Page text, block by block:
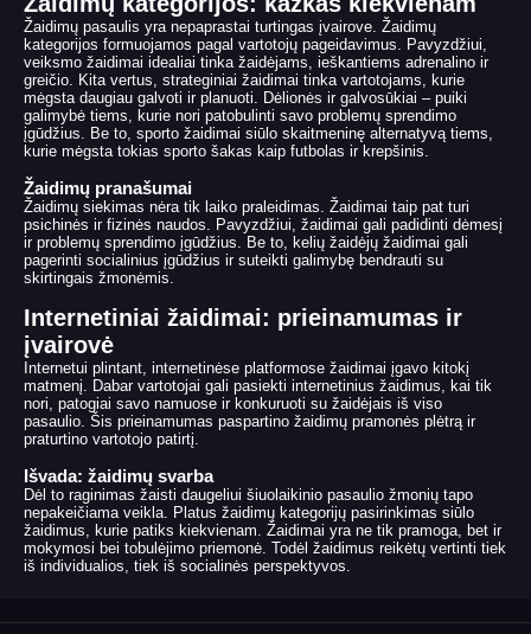
Žaidimų pasaulis yra nepaprastai turtingas įvairove. Žaidimų
kategorijos formuojamos pagal vartotojų pageidavimus. Pavyzdžiui,
veiksmo žaidimai idealiai tinka žaidėjams, ieškantiems adrenalino ir
greičio. Kita vertus, strateginiai žaidimai tinka vartotojams, kurie
mėgsta daugiau galvoti ir planuoti. Dėlionės ir galvosūkiai – puiki
galimybė tiems, kurie nori patobulinti savo problemų sprendimo
įgūdžius. Be to, sporto žaidimai siūlo skaitmeninę alternatyvą tiems,
kurie mėgsta tokias sporto šakas kaip futbolas ir krepšinis.
Žaidimų pranašumai
Žaidimų siekimas nėra tik laiko praleidimas. Žaidimai taip pat turi
psichinės ir fizinės naudos. Pavyzdžiui, žaidimai gali padidinti dėmesį
ir problemų sprendimo įgūdžius. Be to, kelių žaidėjų žaidimai gali
pagerinti socialinius įgūdžius ir suteikti galimybę bendrauti su
skirtingais žmonėmis.
Internetiniai žaidimai: prieinamumas ir
įvairovė
Internetui plintant, internetinėse platformose žaidimai įgavo kitokį
matmenį. Dabar vartotojai gali pasiekti internetinius žaidimus, kai tik
nori, patogiai savo namuose ir konkuruoti su žaidėjais iš viso
pasaulio. Šis prieinamumas paspartino žaidimų pramonės plėtrą ir
praturtino vartotojo patirtį.
Išvada: žaidimų svarba
Dėl to raginimas žaisti daugeliui šiuolaikinio pasaulio žmonių tapo
nepakeičiama veikla. Platus žaidimų kategorijų pasirinkimas siūlo
žaidimus, kurie patiks kiekvienam. Žaidimai yra ne tik pramoga, bet ir
mokymosi bei tobulėjimo priemonė. Todėl žaidimus reikėtų vertinti tiek
iš individualios, tiek iš socialinės perspektyvos.